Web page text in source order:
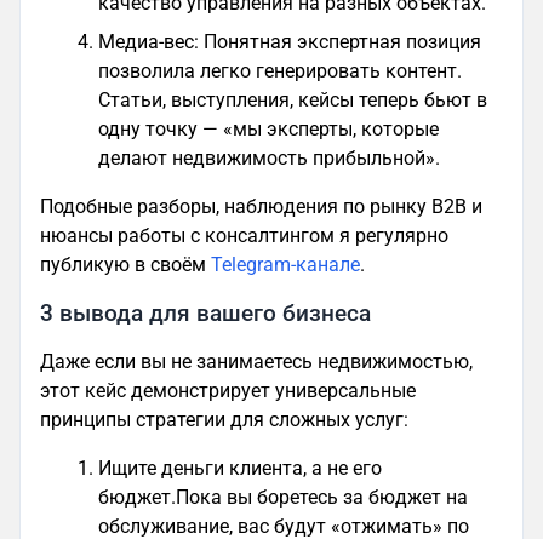
Медиа-вес: Понятная экспертная позиция
позволила легко генерировать контент.
Статьи, выступления, кейсы теперь бьют в
одну точку — «мы эксперты, которые
делают недвижимость прибыльной».
Подобные разборы, наблюдения по рынку B2B и
нюансы работы с консалтингом я регулярно
публикую в своём Telegram-канале.
3 вывода для вашего бизнеса
Даже если вы не занимаетесь недвижимостью,
этот кейс демонстрирует универсальные
принципы стратегии для сложных услуг:
Ищите деньги клиента, а не его
бюджет.Пока вы боретесь за бюджет на
обслуживание, вас будут «отжимать» по